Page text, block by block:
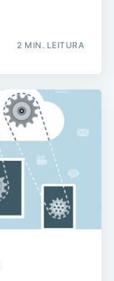
2 MIN. LEITURA